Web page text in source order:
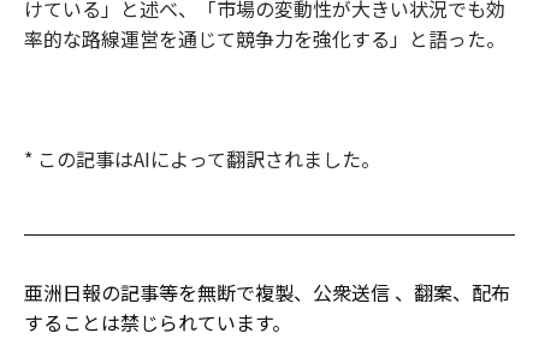
けている」と述べ、「市場の変動性が大きい状況でも効
率的な路線運営を通じて競争力を強化する」と語った。
* この記事はAIによって翻訳されました。
亜洲日報の記事等を無断で複製、公衆送信 、翻案、配布
することは禁じられています。